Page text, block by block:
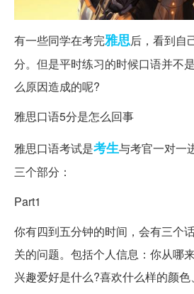
有一些同学在考完雅思后，看到自
分。但是平时练习的时候口语并不
么原因造成的呢?
雅思口语5分是怎么回事
雅思口语考试是考生与考官一对一
三个部分：
Part1
你有四到五分钟的时间，会有三个
关的问题。包括个人信息：你从哪
兴趣爱好是什么?喜欢什么样的颜色